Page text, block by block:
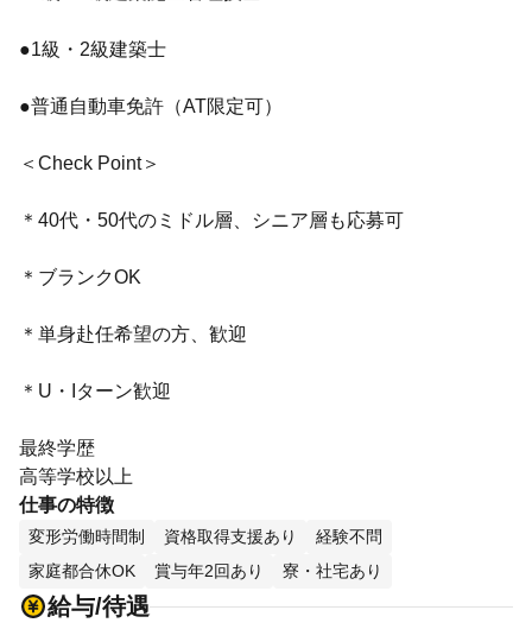
●1級・2級建築士
●普通自動車免許（AT限定可）
＜Check Point＞
＊40代・50代のミドル層、シニア層も応募可
＊ブランクOK
＊単身赴任希望の方、歓迎
＊U・Iターン歓迎
最終学歴
高等学校以上
仕事の特徴
変形労働時間制 資格取得支援あり
経験不問
家庭都合休OK
賞与年2回あり 寮・社宅あり
給与/待遇